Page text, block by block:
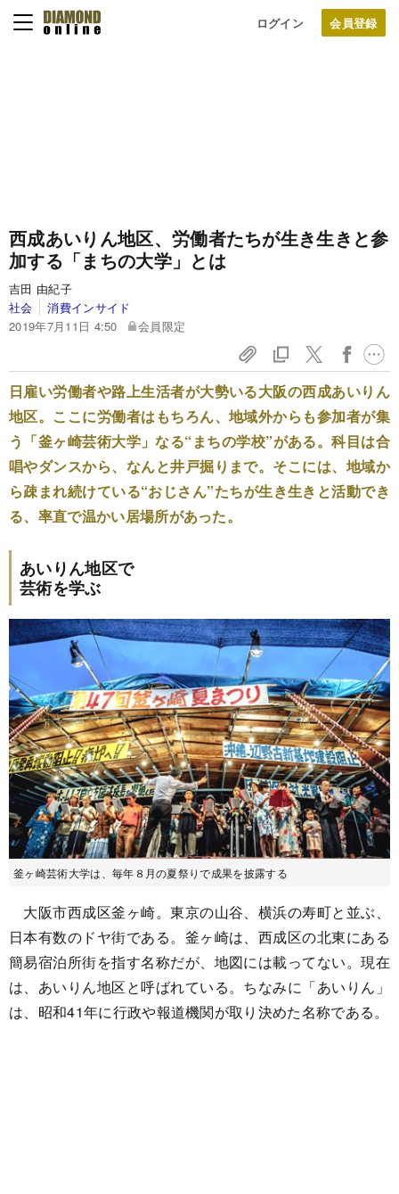
ログイン
西成あいりん地区、労働者たちが生き生きと参
加する「まちの大学」とは
吉田 由紀子
社会
消費インサイド
2019年7月11日 4:50
会員限定
日雇い労働者や路上生活者が大勢いる大阪の西成あいりん
地区。ここに労働者はもちろん、地域外からも参加者が集
う「釜ヶ崎芸術大学」なる“まちの学校”がある。科目は合
唱やダンスから、なんと井戸掘りまで。そこには、地域か
ら疎まれ続けている“おじさん”たちが生き生きと活動でき
る、率直で温かい居場所があった。
あいりん地区で
芸術を学ぶ
釜ヶ崎芸術大学は、毎年８月の夏祭りで成果を披露する
大阪市西成区釜ヶ崎。東京の山谷、横浜の寿町と並ぶ、
日本有数のドヤ街である。釜ヶ崎は、西成区の北東にある
簡易宿泊所街を指す名称だが、地図には載ってない。現在
は、あいりん地区と呼ばれている。ちなみに「あいりん」
は、昭和41年に行政や報道機関が取り決めた名称である。